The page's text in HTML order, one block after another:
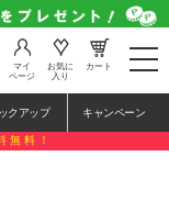
t
o
e
n
マイ
ページ
お気に
入り
カート
クアップ キャンペーン
無料！